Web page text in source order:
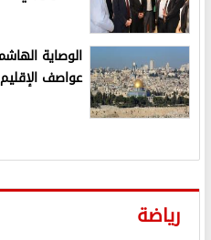
الوصاية
عواصف الإقليم
رياضة